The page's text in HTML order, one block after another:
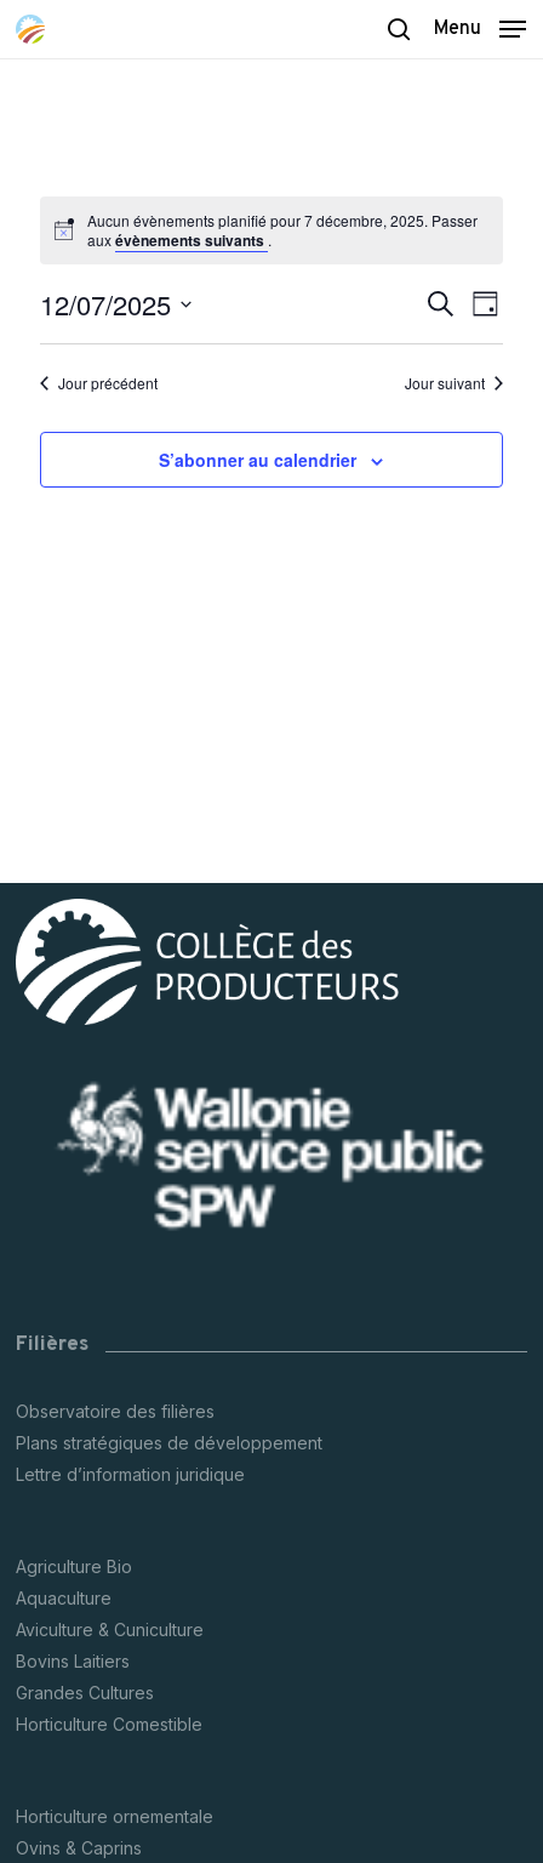
Skip
Menu
Aucun évènements planifié pour 7 décembre, 2025. Passer
auxévènements suivants .
et
Recherche
de
vues
Jour
12/07/2025
Jour précédent Jour suivant
S’abonner au calendrier
Filières
Observatoire des filières
Plans stratégiques de développement
Lettre d’information juridique
Agriculture Bio
Aquaculture
Aviculture & Cuniculture
Bovins Laitiers
Grandes Cultures
Horticulture Comestible
Horticulture ornementale
Ovins & Caprins